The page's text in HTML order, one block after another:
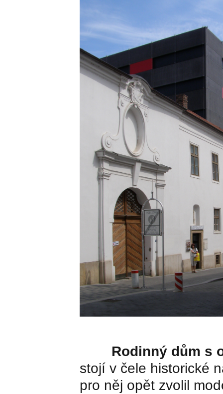
Rodinný dům s
stojí v čele historické
pro něj opět zvolil